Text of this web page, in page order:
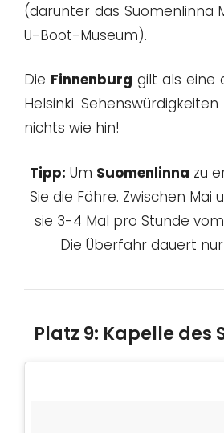
(darunter das Suomenlinna
U-Boot-Museum).
Die Finnenburg gilt als eine
Helsinki
nichts wie hin!
Tipp: Um Suomenlinna zu
Sie die Fähre. Zwischen Mai
sie 3-4 Mal pro Stunde
Die Überfahr dauert nur
Platz 9: Kapelle des